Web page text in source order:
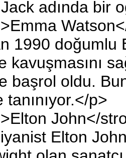
adında bir
1990 doğumlu
kavuşmasını
başrol oldu.
p>
John</
Elton